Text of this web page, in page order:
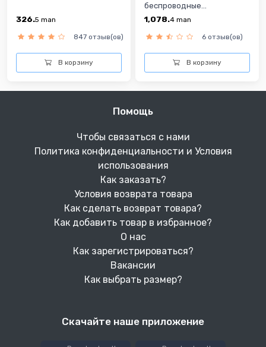
326.5 man
847 отзыв(ов)
В корзину
беспроводные...
1,078.4 man
6 отзыв(ов)
В корзину
Помощь
Чтобы связаться с нами
Политика конфиденциальности и Условия
использования
Как заказать?
Условия возврата товара
Как сделать возврат товара?
Как добавить товар в избранное?
О нас
Как зарегистрироваться?
Вакансии
Как выбрать размер?
Скачайте наше приложение